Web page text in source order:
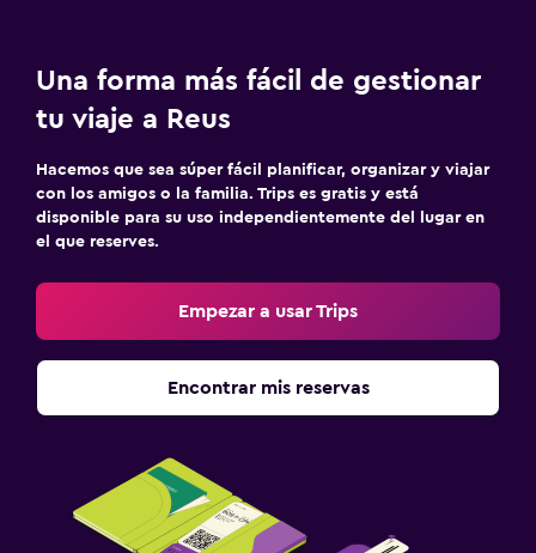
Una forma más fácil de gestionar
tu viaje a Reus
Hacemos que sea súper fácil planificar, organizar y viajar
con los amigos o la familia. Trips es gratis y está
disponible para su uso independientemente del lugar en
el que reserves.
Empezar a usar Trips
Encontrar mis reservas